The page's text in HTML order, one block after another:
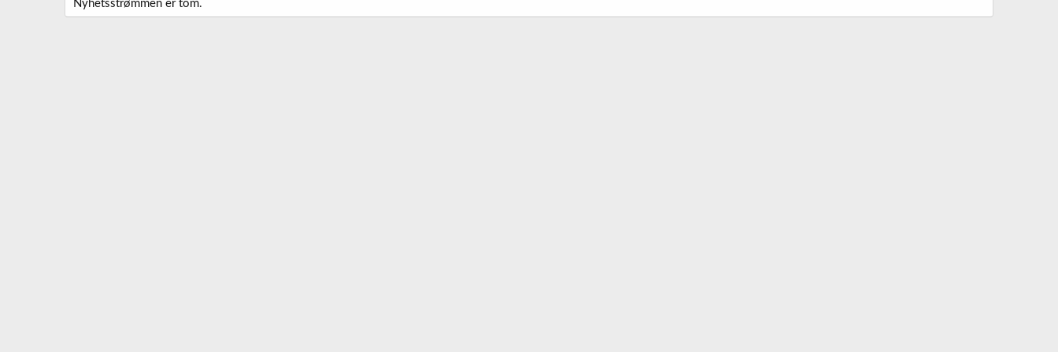
Nyhetsstrømmen er tom.